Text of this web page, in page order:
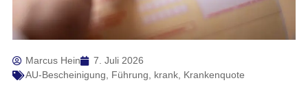
Marcus Hein
7. Juli 2026
AU-Bescheinigung, Führung, krank, Krankenquote